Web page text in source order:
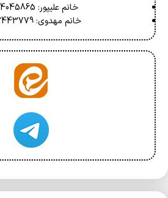
خانم علیپور: 09194045865
خانم مهدوی: 09192443779